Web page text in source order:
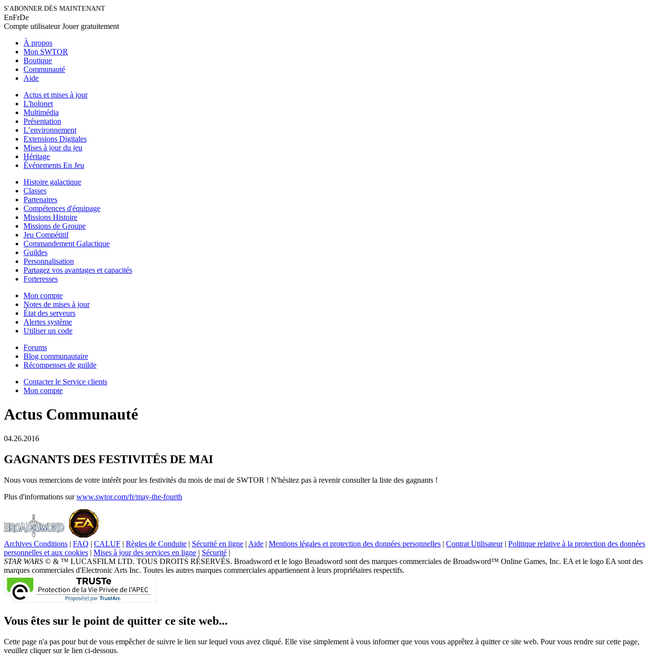
S'ABONNER DÈS MAINTENANT
EnFrDe
Compte utilisateurJouer gratuitement
À propos
Mon SWTOR
Boutique
Communauté
Aide
Actus et mises à jour
L'holonet
Multimédia
Présentation
L’environnement
Extensions Digitales
Mises à jour du jeu
Héritage
Événements En Jeu
Histoire galactique
Classes
Partenaires
Compétences d'équipage
Missions Histoire
Missions de Groupe
Jeu Compétitif
Commandement Galactique
Guildes
Personnalisation
Partagez vos avantages et capacités
Forteresses
Mon compte
Notes de mises à jour
État des serveurs
Alertes système
Utiliser un code
Forums
Blog communautaire
Récompenses de guilde
Contacter le Service clients
Mon compte
Actus Communauté
04.26.2016
GAGNANTS DES FESTIVITÉS DE MAI
Nous vous remercions de votre intérêt pour les festivités du mois de mai de SWTOR ! N'hésitez pas à revenir consulter la liste des gagnants !
Plus d'informations surwww.swtor.com/fr/may-the-fourth
Archives Conditions | FAQ | CALUF | Règles de Conduite | Sécurité en ligne | Aide | Mentions légales et protection des données personnelles | Contrat Utilisateur | Politique relative à la protection des données
personnelles et aux cookies | Mises à jour des services en ligne | Sécurité |
STAR WARS © & ™ LUCASFILM LTD. TOUS DROITS RÉSERVÉS. Broadsword et le logo Broadsword sont des marques commerciales de Broadsword™ Online Games, Inc. EA et le logo EA sont des
marques commerciales d'Electronic Arts Inc. Toutes les autres marques commerciales appartiennent à leurs propriétaires respectifs.
Vous êtes sur le point de quitter ce site web...
Cette page n'a pas pour but de vous empêcher de suivre le lien sur lequel vous avez cliqué. Elle vise simplement à vous informer que vous vous apprêtez à quitter ce site web. Pour vous rendre sur cette page,
veuillez cliquer sur le lien ci-dessous.